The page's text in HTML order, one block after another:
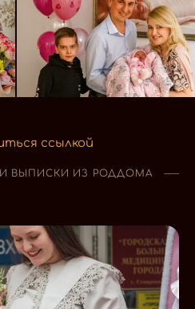
ссылкой
ВЫПИСКИ ИЗ РОДДОМА